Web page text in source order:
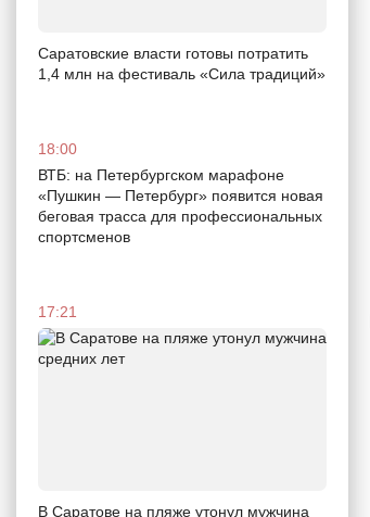
Саратовские власти готовы потратить
1,4 млн на фестиваль «Сила традиций»
18:00
ВТБ: на Петербургском марафоне
«Пушкин — Петербург» появится новая
беговая трасса для профессиональных
спортсменов
17:21
В Саратове на пляже утонул мужчина